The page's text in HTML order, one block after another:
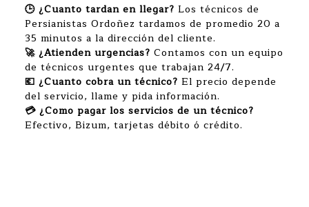
🕒 ¿Cuanto tardan en llegar? Los técnicos de
Persianistas Ordoñez tardamos de promedio 20 a
35 minutos a la dirección del cliente.
🚀 ¿Atienden urgencias? Contamos con un equipo
de técnicos urgentes que trabajan 24/7.
💶 ¿Cuanto cobra un técnico? El precio depende
del servicio, llame y pida información.
💳 ¿Como pagar los servicios de un técnico?
Efectivo, Bizum, tarjetas débito ó crédito.